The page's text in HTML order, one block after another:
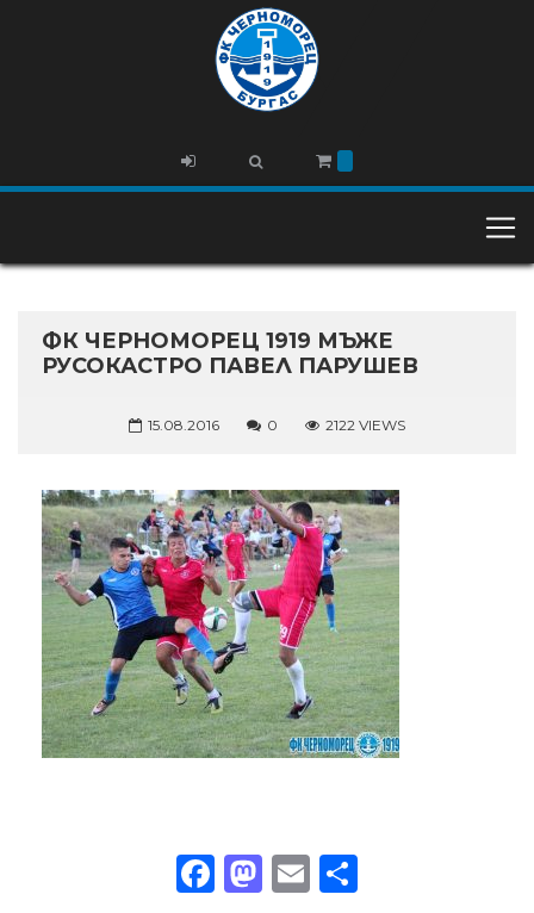
ФК ЧЕРНОМОРЕЦ 1919 МЪЖЕ
РУСОКАСТРО ПАВЕЛ ПАРУШЕВ
15.08.2016 0 2122 VIEWS
Facebook
Mastodon
Email